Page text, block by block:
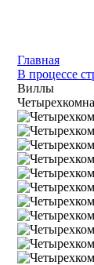
Главная
В процессе
Виллы